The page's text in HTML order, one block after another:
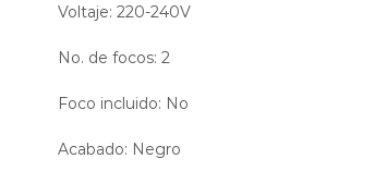
Voltaje: 220-240V
No. de focos: 2
Foco incluido: No
Acabado: Negro